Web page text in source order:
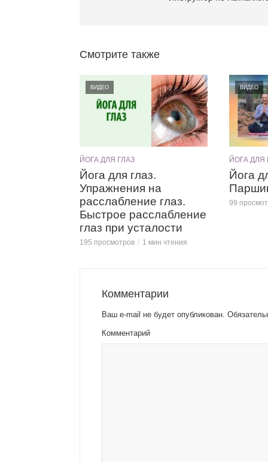
Смотрите также
ВИДЕО
ЙОГА ДЛЯ ГЛАЗ
Йога для глаз.
Упражнения на
расслабление глаз.
Быстрое расслабление
глаз при усталости
195 просмотров 1 мин чтения
ВИДЕО
ЙОГА ДЛЯ
Йога
99
Комментарии
Ваш e-mail не будет опубликован.
Комментарий